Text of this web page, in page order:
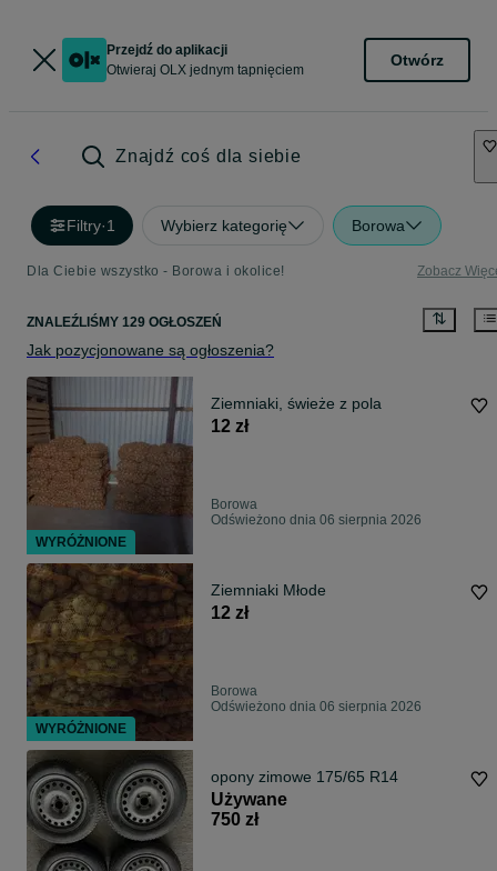
Przejdź do aplikacji
Otwieraj OLX jednym tapnięciem
Otwórz
Znajdź coś dla siebie
Filtry·1 Wybierz kategorię Borowa
Dla Ciebie wszystko - Borowa i okolice! Zobacz
ZNALEŹLIŚMY 129 OGŁOSZEŃ
Jak pozycjonowane są ogłoszenia?
Ziemniaki, świeże z pola
12 zł
Borowa
Odświeżono dnia 06 sierpnia 2026
Ziemniaki Młode
12 zł
Borowa
Odświeżono dnia 06 sierpnia 2026
opony zimowe 175/65 R14
Używane
750 zł
WYRÓŻNIONE
WYRÓŻNIONE